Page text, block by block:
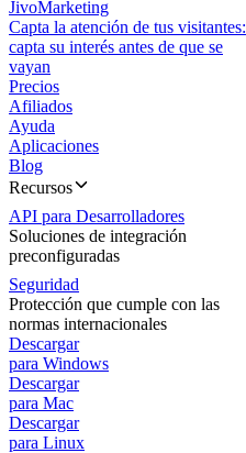
JivoMarketing
Capta la atención de tus visitantes:
capta su interés antes de que se
vayan
Precios
Afiliados
Ayuda
Aplicaciones
Blog
Recursos
API para Desarrolladores
Soluciones de integración
preconfiguradas
Seguridad
Protección que cumple con las
normas internacionales
Descargar
para Windows
Descargar
para Mac
Descargar
para Linux